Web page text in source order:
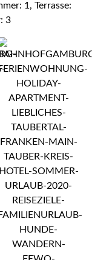
1, Terrasse:
3